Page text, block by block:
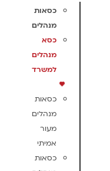
כסאות
מנהלים
כסא
מנהלים
למשרד
כסאות
מנהלים
מעור
אמיתי
כסאות